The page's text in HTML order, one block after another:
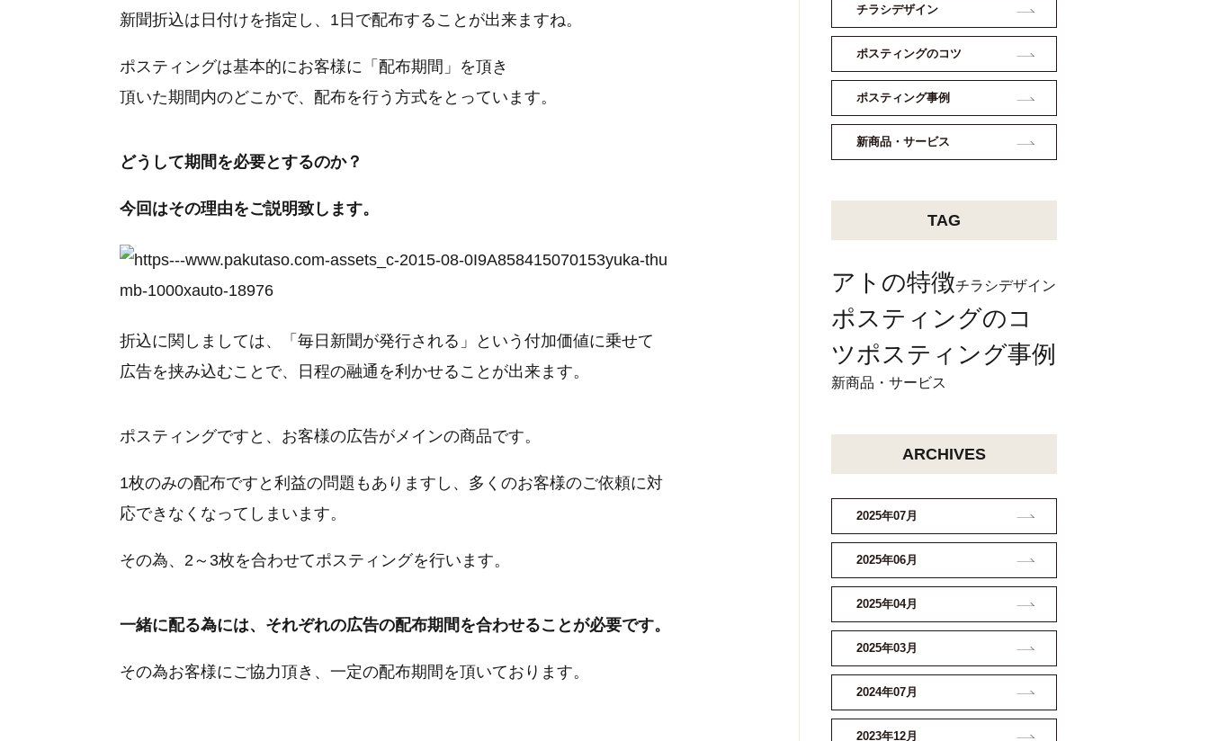
新聞折込は日付けを指定し、1日で配布することが出来ますね。
ポスティングは基本的にお客様に「配布期間」を頂き
頂いた期間内のどこかで、配布を行う方式をとっています。
どうして期間を必要とするのか？
今回はその理由をご説明致します。
折込に関しましては、「毎日新聞が発行される」という付加価値に乗せて
広告を挟み込むことで、日程の融通を利かせることが出来ます。
ポスティングですと、お客様の広告がメインの商品です。
1枚のみの配布ですと利益の問題もありますし、多くのお客様のご依頼に対
応できなくなってしまいます。
その為、2～3枚を合わせてポスティングを行います。
一緒に配る為には、それぞれの広告の配布期間を合わせることが必要です。
その為お客様にご協力頂き、一定の配布期間を頂いております。
チラシデザイン
ポスティングのコツ
ポスティング事例
新商品・サービス
TAG
アトの特徴チラシデザイン
ポスティングのコ
ツポスティング事例
新商品・サービス
ARCHIVES
2025年07月
2025年06月
2025年04月
2025年03月
2024年07月
2023年12月